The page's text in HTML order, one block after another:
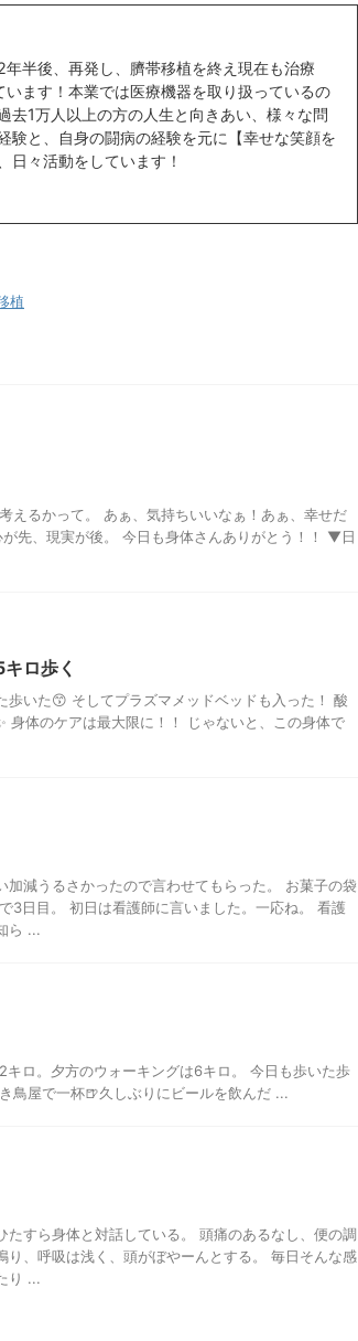
半後、再発し、臍帯移植を終え現在も治療
ます！本業では医療機器を取り扱っているの
去1万人以上の方の人生と向きあい、様々な問
験と、自身の闘病の経験を元に【幸せな笑顔を
日々活動をしています！
植
えるかって。 あぁ、気持ちいいなぁ！あぁ、幸せだ
先、現実が後。 今日も身体さんありがとう！！ ▼日
ロ歩く
歩いた😙 そしてプラズマメッドベッドも入った！ 酸
身体のケアは最大限に！！ じゃないと、この身体で
加減うるさかったので言わせてもらった。 お菓子の袋
3日目。 初日は看護師に言いました。一応ね。 看護
ら ...
ロ。夕方のウォーキングは6キロ。 今日も歩いた歩
鳥屋で一杯🍺久しぶりにビールを飲んだ ...
たすら身体と対話している。 頭痛のあるなし、便の調
り、呼吸は浅く、頭がぼやーんとする。 毎日そんな感
り ...